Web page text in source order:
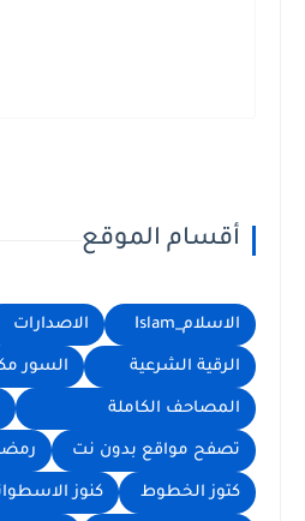
أقسام الموقع
الاسلام_Islam الاصدارات
الرقية الشرعية السور
المصاحف الكاملة
تصفح مواقع بدون نت
كتوز الخطوط كنوز